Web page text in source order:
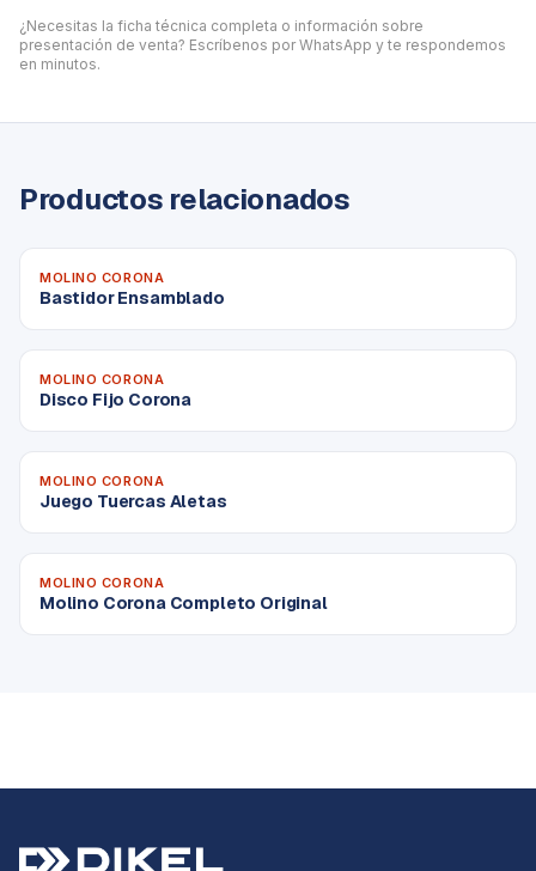
¿Necesitas la ficha técnica completa o información sobre
presentación de venta? Escríbenos por WhatsApp y te respondemos
en minutos.
Productos relacionados
MOLINO CORONA
Bastidor Ensamblado
MOLINO CORONA
Disco Fijo Corona
MOLINO CORONA
Juego Tuercas Aletas
MOLINO CORONA
Molino Corona Completo Original